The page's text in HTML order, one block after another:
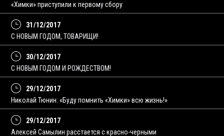
«Химки» приступили к первому сбору
31/12/2017
С НОВЫМ ГОДОМ, ТОВАРИЩИ!
30/12/2017
С НОВЫМ ГОДОМ И РОЖДЕСТВОМ!
29/12/2017
Николай Тюнин: «Буду помнить «Химки» всю жизнь!»
29/12/2017
Алексей Самылин расстается с красно-черными